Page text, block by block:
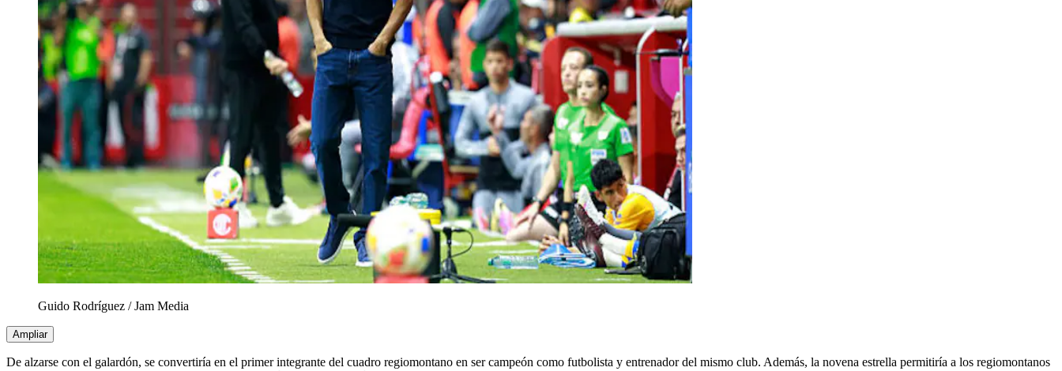
Guido Rodríguez /Jam Media
Ampliar
De alzarse con el galardón, se convertiría en el primer integrante del cuadro regiomontano en ser campeón como futbolista y entrenador del mismo club. Además, la novena estrella permitiría a los regiomontanos